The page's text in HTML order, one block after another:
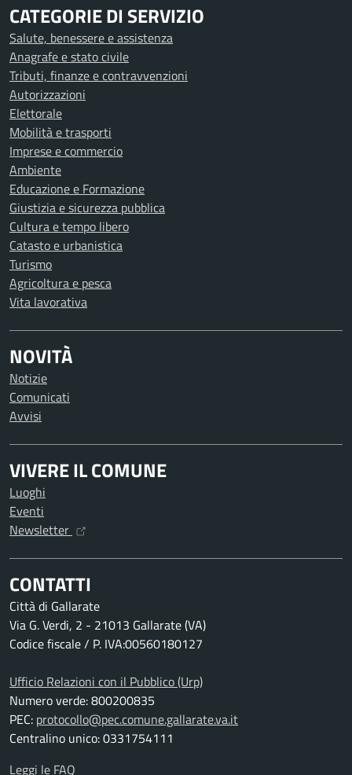
CATEGORIE DI SERVIZIO
Salute, benessere e assistenza
Anagrafe e stato civile
Tributi, finanze e contravvenzioni
Autorizzazioni
Elettorale
Mobilità e trasporti
Imprese e commercio
Ambiente
Educazione e Formazione
Giustizia e sicurezza pubblica
Cultura e tempo libero
Catasto e urbanistica
Turismo
Agricoltura e pesca
Vita lavorativa
NOVITÀ
Notizie
Comunicati
Avvisi
VIVERE IL COMUNE
Luoghi
Eventi
Newsletter
CONTATTI
Città di Gallarate
Via G. Verdi, 2 - 21013 Gallarate (VA)
Codice fiscale / P. IVA:00560180127
Ufficio Relazioni con il Pubblico (Urp)
Numero verde: 800200835
PEC: protocollo@pec.comune.gallarate.va.it
Centralino unico: 0331754111
Leggi le FAQ